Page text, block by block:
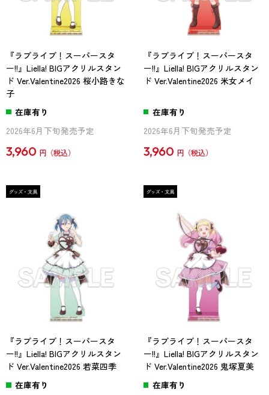
『ラブライブ！スーパースタ
ー!!』Liella! BIGアクリルスタン
ド Ver.Valentine2026 桜小路きな
子
在庫有り
2026年6月下旬発売予定
3,960 円
『ラブライブ！スーパースタ
ー!!』Liella! BIGアクリルスタン
ド Ver.Valentine2026 米女メイ
在庫有り
2026年6月下旬発売予定
3,960 円
『ラブライブ！スーパースタ
ー!!』Liella! BIGアクリルスタン
ド Ver.Valentine2026 若菜四季
在庫有り
『ラブライブ！スーパースタ
ー!!』Liella! BIGアクリルスタン
ド Ver.Valentine2026 鬼塚夏美
在庫有り